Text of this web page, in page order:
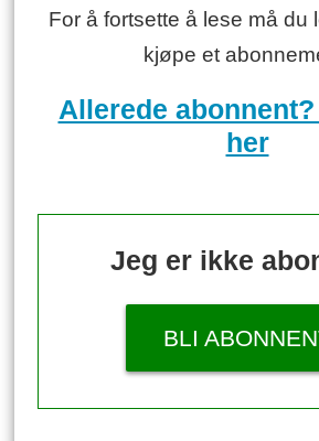
For å fortsette å lese må du
kjøpe et
Allerede
her
Jeg er ikke
BLI